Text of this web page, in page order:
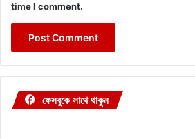
time I comment.
ফেসবুকে সাথে থাকুন